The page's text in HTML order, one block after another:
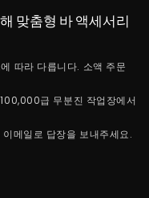
맞춤형 바 액세서리
따라 다릅니다. 소액 주문
급 무분진 작업장에서
메일로 답장을 보내주세요.